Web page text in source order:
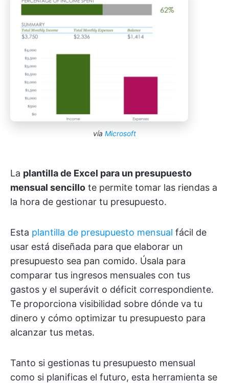
vía Microsoft
La plantilla de Excel para un presupuesto
mensual sencillo te permite tomar las riendas a
la hora de gestionar tu presupuesto.
Esta plantilla de presupuesto mensual fácil de
usar está diseñada para que elaborar un
presupuesto sea pan comido. Úsala para
comparar tus ingresos mensuales con tus
gastos y el superávit o déficit correspondiente.
Te proporciona visibilidad sobre dónde va tu
dinero y cómo optimizar tu presupuesto para
alcanzar tus metas.
Tanto si gestionas tu presupuesto mensual
como si planificas el futuro, esta herramienta se